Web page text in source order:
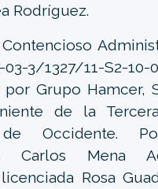
Rodríguez.
03-3/1327/11-S2-10-
Grupo Hamcer,
de la
Occidente.
Carlos Mena
Rosa